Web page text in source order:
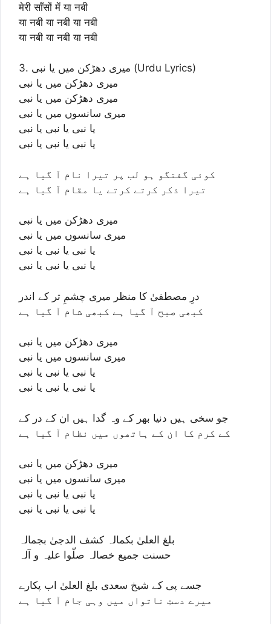
मेरी साँसों में या नबी
या नबी या नबी या नबी
या नबी या नबी या नबी
3. میری دھڑکن میں یا نبی (Urdu Lyrics)
میری دھڑکن میں یا نبی
میری دھڑکن میں یا نبی
میری سانسوں میں یا نبی
یا نبی یا نبی یا نبی
یا نبی یا نبی یا نبی
کوئی گفتگو ہو لب پر تیرا نام آ گیا ہے
تیرا ذکر کرتے کرتے یا مقام آ گیا ہے
میری دھڑکن میں یا نبی
میری سانسوں میں یا نبی
یا نبی یا نبی یا نبی
یا نبی یا نبی یا نبی
درِ مصطفیٰ کا منظر میری چشمِ تر کے اندر
کبھی صبح آ گیا ہے کبھی شام آ گیا ہے
میری دھڑکن میں یا نبی
میری سانسوں میں یا نبی
یا نبی یا نبی یا نبی
یا نبی یا نبی یا نبی
جو سخی ہیں دنیا بھر کے وہ گدا ہیں ان کے در کے
کے کرم کا ان کے ہاتھوں میں نظام آ گیا ہے
میری دھڑکن میں یا نبی
میری سانسوں میں یا نبی
یا نبی یا نبی یا نبی
یا نبی یا نبی یا نبی
بلغ العلیٰ بکمالہ کشف الدجیٰ بجمالہ
حسنت جمیع خصالہ صلّوا علیہ و آلہ
جسے پی کے شیخ سعدی بلغ العلیٰ اب پکارے
میرے دستِ ناتواں میں وہی جام آ گیا ہے